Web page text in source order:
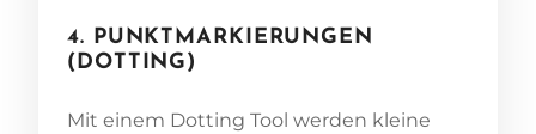
4. PUNKTMARKIERUNGEN
(DOTTING)
Mit einem Dotting Tool werden kleine